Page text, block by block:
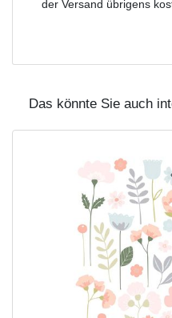
der Versand übrigens
Das könnte Sie auch